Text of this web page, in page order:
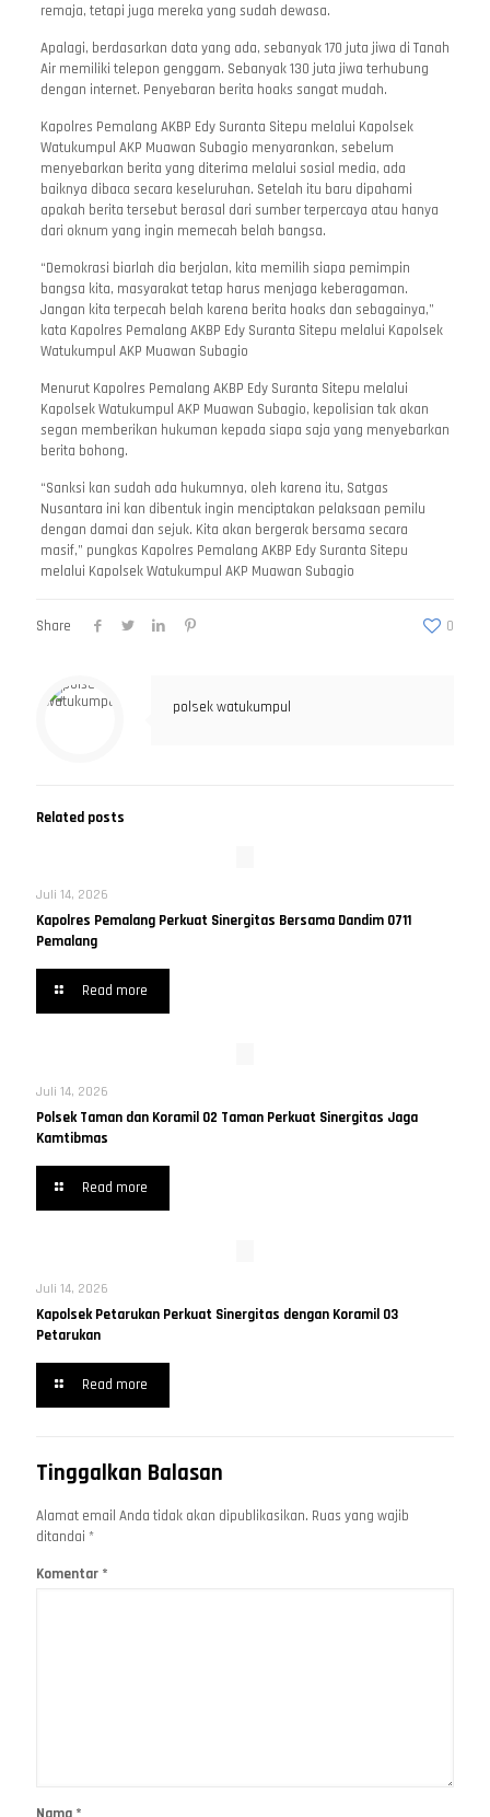
remaja, tetapi juga mereka yang sudah dewasa.
Apalagi, berdasarkan data yang ada, sebanyak 170 juta jiwa di Tanah
Air memiliki telepon genggam. Sebanyak 130 juta jiwa terhubung
dengan internet. Penyebaran berita hoaks sangat mudah.
Kapolres Pemalang AKBP Edy Suranta Sitepu melalui Kapolsek
Watukumpul AKP Muawan Subagio menyarankan, sebelum
menyebarkan berita yang diterima melalui sosial media, ada
baiknya dibaca secara keseluruhan. Setelah itu baru dipahami
apakah berita tersebut berasal dari sumber terpercaya atau hanya
dari oknum yang ingin memecah belah bangsa.
“Demokrasi biarlah dia berjalan, kita memilih siapa pemimpin
bangsa kita, masyarakat tetap harus menjaga keberagaman.
Jangan kita terpecah belah karena berita hoaks dan sebagainya,”
kata Kapolres Pemalang AKBP Edy Suranta Sitepu melalui Kapolsek
Watukumpul AKP Muawan Subagio
Menurut Kapolres Pemalang AKBP Edy Suranta Sitepu melalui
Kapolsek Watukumpul AKP Muawan Subagio, kepolisian tak akan
segan memberikan hukuman kepada siapa saja yang menyebarkan
berita bohong.
“Sanksi kan sudah ada hukumnya, oleh karena itu, Satgas
Nusantara ini kan dibentuk ingin menciptakan pelaksaan pemilu
dengan damai dan sejuk. Kita akan bergerak bersama secara
masif,” pungkas Kapolres Pemalang AKBP Edy Suranta Sitepu
melalui Kapolsek Watukumpul AKP Muawan Subagio
Share 0
polsek watukumpul
Related posts
Juli 14, 2026
Kapolres Pemalang Perkuat Sinergitas Bersama Dandim 0711
Pemalang
Read more
Juli 14, 2026
Polsek Taman dan Koramil 02 Taman Perkuat Sinergitas Jaga
Kamtibmas
Read more
Juli 14, 2026
Kapolsek Petarukan Perkuat Sinergitas dengan Koramil 03
Petarukan
Read more
Tinggalkan Balasan
Alamat email Anda tidak akan dipublikasikan. Ruas yang wajib
ditandai *
Komentar *